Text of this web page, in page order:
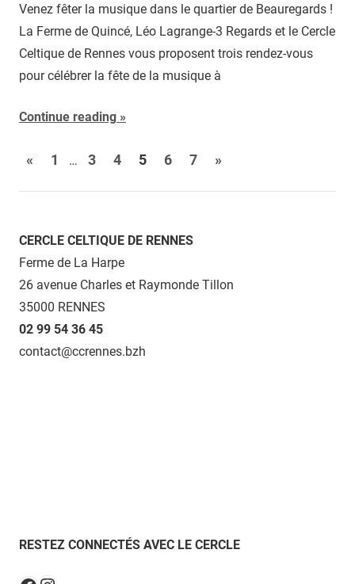
Venez fêter la musique dans le quartier de Beauregards !
La Ferme de Quincé, Léo Lagrange-3 Regards et le Cercle
Celtique de Rennes vous proposent trois rendez-vous
pour célébrer la fête de la musique à
Continue reading
Pagination
des
« Previous
1 … 3 4 5 6 7
Next
»
CERCLE CELTIQUE DE RENNES
Ferme de La Harpe
26 avenue Charles et Raymonde Tillon
35000 RENNES
02 99 54 36 45
contact@ccrennes.bzh
RESTEZ CONNECTÉS AVEC LE CERCLE